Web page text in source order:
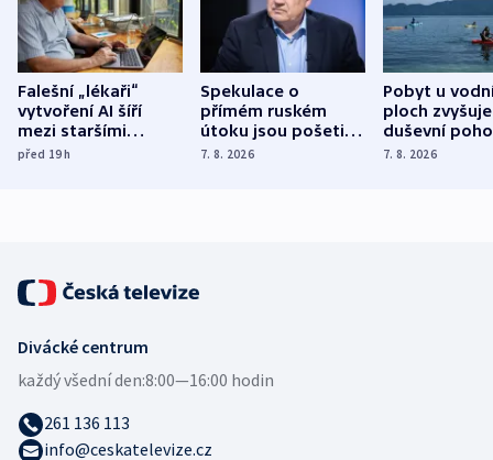
Falešní „lékaři“
vytvoření AI šíří
mezi staršími
Poláky nebezpečné
před 19h
Spekulace o
přímém ruském
útoku jsou pošetilé,
míní estonský
7. 8. 2026
Pobyt u
ploch zvyšuje
duševní
ukázala
7. 8. 2026
Divácké centrum
každý všední den:8:00—16:00 hodin
261 136 113
info@ceskatelevize.cz